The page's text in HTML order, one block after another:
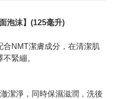
泡沫】(125毫升)
NMT潔膚成分，在清潔肌
緊繃。
潔淨，同時保濕滋潤，洗後